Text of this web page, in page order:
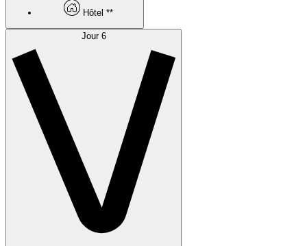
Hôtel **
Jour 6